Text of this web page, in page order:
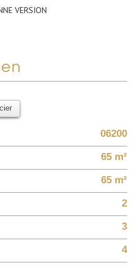
VERSION
06200
65 m²
65 m²
2
3
4